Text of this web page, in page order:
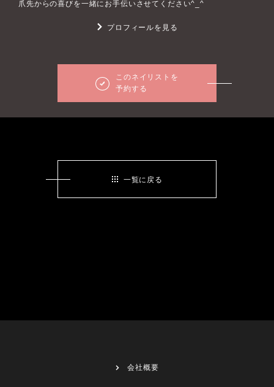
爪先からの喜びを一緒にお手伝いさせてください^_^
プロフィールを見る
このネイリストを
予約する
一覧に戻る
会社概要